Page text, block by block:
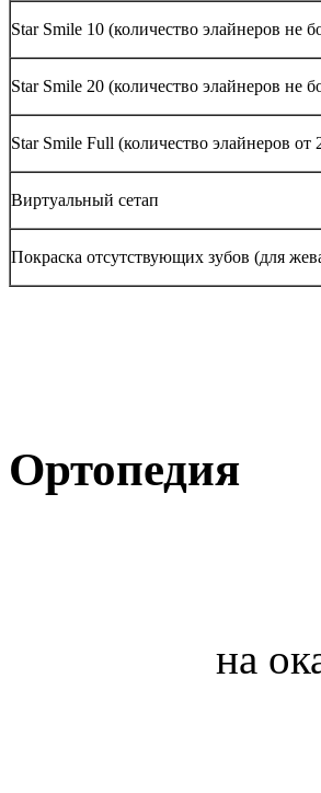
Star Smile 10 (количество элайнеров не
Star Smile 20 (количество элайнеров не
Star Smile Full (количество элайнеров от
Виртуальный сетап
Покраска отсутствующих зубов (для
Ортопедия
ООО
на